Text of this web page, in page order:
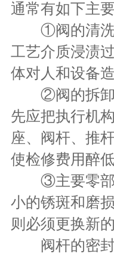
通常有如下主
①阀的清洗
工艺介质浸渍
体对人和设备
②阀的拆卸
先应把执行机
座、阀杆、推
使检修费用醉
③主要零部
小的锈斑和磨
则必须更换新
阀杆的密封